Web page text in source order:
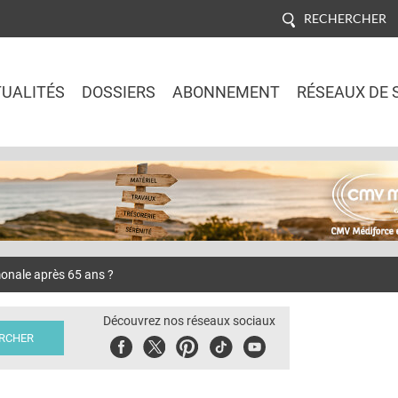
RECHERCHER
DOSSIERS ABONNEMENT RÉSEAUX DE
après 65 ans ?
Découvrez nos réseaux sociaux
FacebookTwitterPinterest
TiktokYoubute